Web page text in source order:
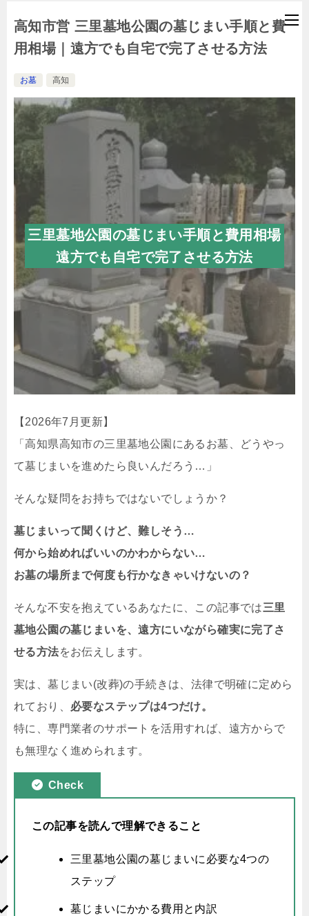
高知市営 三里墓地公園の墓じまい手順と費
用相場｜遠方でも自宅で完了させる方法
お墓 高知
三里墓地公園の墓じまい手順と費用相場
遠方でも自宅で完了させる方法
【2026年7月更新】
「高知県高知市の三里墓地公園にあるお墓、どうやっ
て墓じまいを進めたら良いんだろう…」
そんな疑問をお持ちではないでしょうか？
墓じまいって聞くけど、難しそう…
何から始めればいいのかわからない…
お墓の場所まで何度も行かなきゃいけないの？
そんな不安を抱えているあなたに、この記事では三里
墓地公園の墓じまいを、遠方にいながら確実に完了さ
せる方法をお伝えします。
実は、墓じまい(改葬)の手続きは、法律で明確に定めら
れており、 必要なステップは4つだけ。
特に、専門業者のサポートを活用すれば、遠方からで
も無理なく進められます。
Check
この記事を読んで理解できること
三里墓地公園の墓じまいに必要な4つの
ステップ
墓じまいにかかる費用と内訳